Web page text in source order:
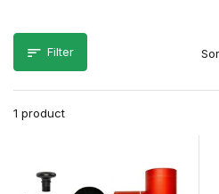
Filter
1 product